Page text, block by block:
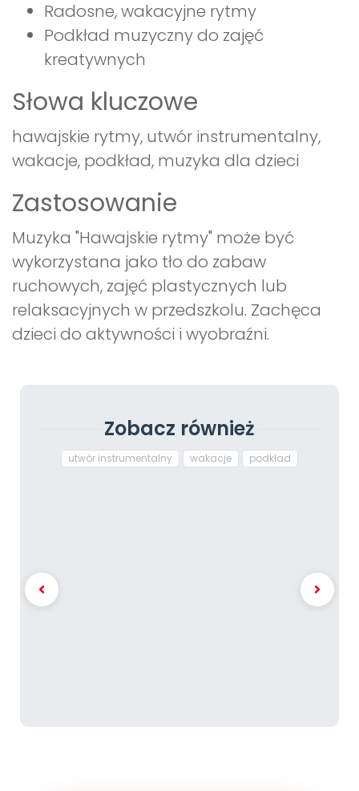
Radosne, wakacyjne rytmy
Podkład muzyczny do zajęć
kreatywnych
Słowa kluczowe
hawajskie rytmy, utwór instrumentalny,
wakacje, podkład, muzyka dla dzieci
Zastosowanie
Muzyka "Hawajskie rytmy" może być
wykorzystana jako tło do zabaw
ruchowych, zajęć plastycznych lub
relaksacyjnych w przedszkolu. Zachęca
dzieci do aktywności i wyobraźni.
Zobacz również
utwór instrumentalny wakacje podkład